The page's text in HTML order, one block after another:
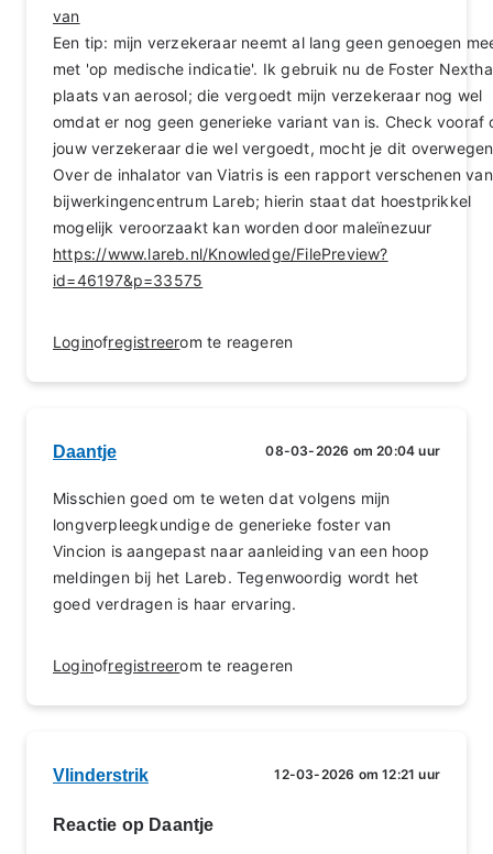
van
Een tip: mijn verzekeraar neemt al lang geen genoegen
met 'op medische indicatie'. Ik gebruik nu de Foster
plaats van aerosol; die vergoedt mijn verzekeraar nog wel
omdat er nog geen generieke variant van is. Check vooraf
jouw verzekeraar die wel vergoedt, mocht je dit
Over de inhalator van Viatris is een rapport verschenen van
bijwerkingencentrum Lareb; hierin staat dat hoestprikkel
mogelijk veroorzaakt kan worden door maleïnezuur
https://www.lareb.nl/Knowledge/FilePreview?
id=46197&p=33575
Loginofregistreerom te reageren
Daantje 08-03-2026 om 20:04 uur
Misschien goed om te weten dat volgens mijn
longverpleegkundige de generieke foster van
Vincion is aangepast naar aanleiding van een hoop
meldingen bij het Lareb. Tegenwoordig wordt het
goed verdragen is haar ervaring.
Loginofregistreerom te reageren
Vlinderstrik 12-03-2026 om 12:21 uur
Reactie op Daantje